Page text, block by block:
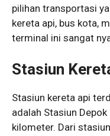
pilihan transportasi
kereta api, bus kota,
terminal ini sangat
Stasiun
Stasiun kereta api
adalah Stasiun
kilometer. Dari